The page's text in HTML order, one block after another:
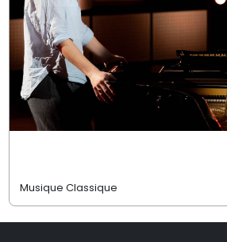
Musique Classique